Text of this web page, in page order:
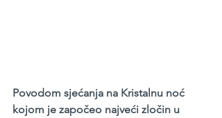
Povodom sjećanja na Kristalnu noć
kojom je započeo najveći zločin u